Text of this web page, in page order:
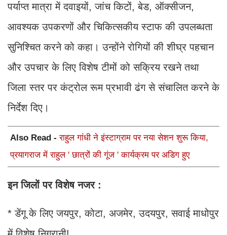
पर्याप्त मात्रा में दवाइयों, जांच किटों, बेड, ऑक्सीजन,
आवश्यक उपकरणों और चिकित्सकीय स्टाफ की उपलब्धता
सुनिश्चित करने को कहा। उन्होंने रोगियों की शीघ्र पहचान
और उपचार के लिए विशेष टीमों को सक्रिय रखने तथा
जिला स्तर पर कंट्रोल रूम प्रभावी ढंग से संचालित करने के
निर्देश दिए।
Also Read -राहुल गांधी ने इंस्टाग्राम पर नया सेशन शुरू किया,
प्रयागराज में राहुल ' छात्रों की गूंज ' कार्यक्रम पर अडिग हुए
इन जिलों पर विशेष नजर :
* डेंगू के लिए जयपुर, कोटा, अजमेर, उदयपुर, सवाई माधोपुर